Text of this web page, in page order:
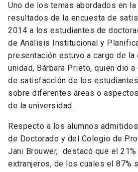
Uno de los temas abordados en
resultados de la encuesta de
2014 a los estudiantes de
de Análisis Institucional y
presentación estuvo a cargo de la
unidad, Bárbara Prieto, quien dio
de satisfacción de los
sobre diferentes áreas o
de la universidad.
Respecto a los alumnos
de Doctorado y del Colegio de
Jani Brouwer, destacó que el
extranjeros, de los cuales el 87%